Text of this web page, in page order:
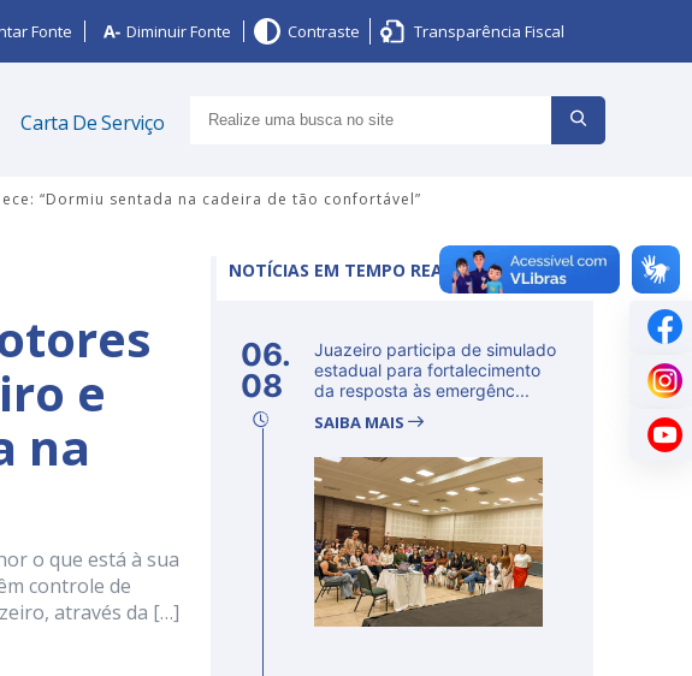
Fonte Diminuir Fonte Contraste Transparência Fiscal
Carta De Serviço
“Dormiu sentada na cadeira de tão confortável”
e
na
o que está à sua
controle de
através da […]
NOTÍCIAS EM TEMPO REAL
06.
08
Juazeiro participa de simulado
estadual para fortalecimento
da resposta às emergênc...
SAIBA MAIS